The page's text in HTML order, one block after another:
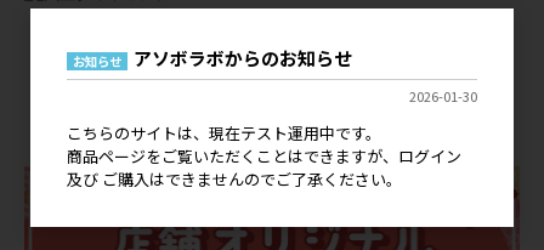
店舗オリジナルグッズ
お知らせ アソボラボからのお知らせ
2026-01-30
こちらのサイトは、現在テスト運用中です。
商品ページをご覧いただくことはできますが、ログイン
及び ご購入はできませんのでご了承ください。